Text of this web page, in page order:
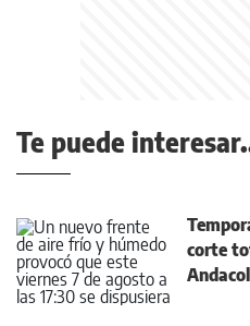
Te puede
corte